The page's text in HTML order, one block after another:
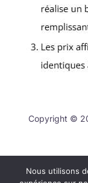
Copyright ©
Nous utilisons